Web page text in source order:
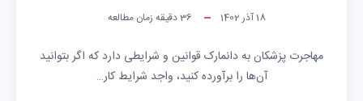
18 آذر 1402 36دقیقه زمان مطالعه
مهاجرت پزشکان به دانمارک قوانین و شرایطی دارد که اگر بتوانید
آن‌ها را برآورده کنید، واجد شرایط کار…